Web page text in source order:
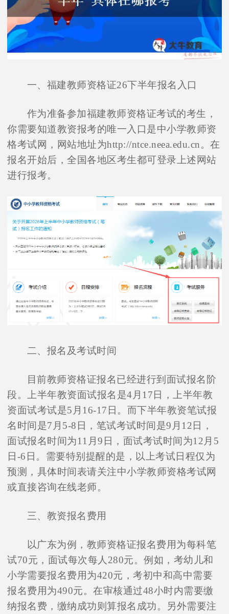
一、福建教师资格证26下半年报名入口
作为准备参加福建教师资格证考试的考生，
你需要知道教资报考的唯一入口是中小学教师资
格考试网，网站地址为http://ntce.neea.edu.cn。在
报名开始后，全国各地区考生都可登录上述网站
进行报考。
二、报名及考试时间
目前教师资格证报名已经进行到面试报名阶
段。上半年教资面试报名是4月17日，上半年教
资面试考试是5月16-17日。而下半年教资笔试报
名时间是7月5-8日，笔试考试时间是9月12日，
面试报名时间为11月9日，面试考试时间为12月5
日-6日。需要特别提醒的是，以上考试日程仅为
预测，具体时间表请关注中小学教师资格考试网
或直接咨询在线老师。
三、教资报名费用
以广东为例，教师资格证报名费用为每科笔
试70元，面试每次每人280元。例如，考幼儿和
小学需要报名费用为420元，考初中和高中需要
报名费用为490元。在审核通过48小时内需要缴
纳报名费，缴纳成功则算报名成功。另外需要注